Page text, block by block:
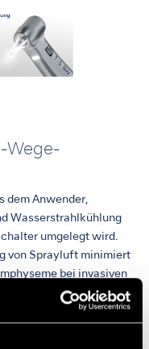
Wege-
dem Anwender,
Wasserstrahlkühlung
umgelegt wird.
von Sprayluft minimiert
bei invasiven
einen starken
und trägt dazu bei,